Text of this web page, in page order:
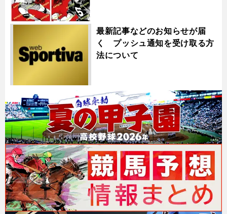
最新記事などのお知らせが届
く プッシュ通知を受け取る方
法について